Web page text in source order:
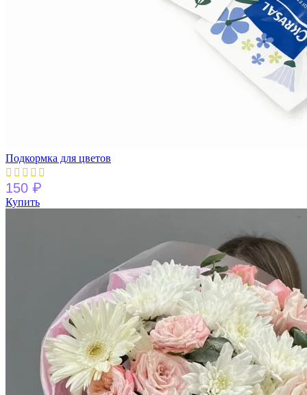
Подкормка для цветов
150 ₽
Купить